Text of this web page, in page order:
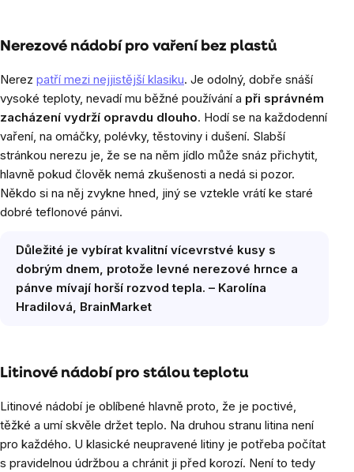
Nerezové nádobí pro vaření bez plastů
Nerez patří mezi nejjistější klasiku. Je odolný, dobře snáší
vysoké teploty, nevadí mu běžné používání a při správném
zacházení vydrží opravdu dlouho. Hodí se na každodenní
vaření, na omáčky, polévky, těstoviny i dušení. Slabší
stránkou nerezu je, že se na něm jídlo může snáz přichytit,
hlavně pokud člověk nemá zkušenosti a nedá si pozor.
Někdo si na něj zvykne hned, jiný se vztekle vrátí ke staré
dobré teflonové pánvi.
Důležité je vybírat kvalitní vícevrstvé kusy s
dobrým dnem, protože levné nerezové hrnce a
pánve mívají horší rozvod tepla. – Karolína
Hradilová, BrainMarket
Litinové nádobí pro stálou teplotu
Litinové nádobí je oblíbené hlavně proto, že je poctivé,
těžké a umí skvěle držet teplo. Na druhou stranu litina není
pro každého. U klasické neupravené litiny je potřeba počítat
s pravidelnou údržbou a chránit ji před korozí. Není to tedy